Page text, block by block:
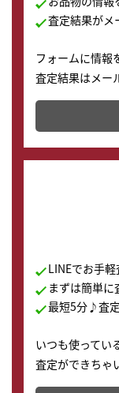
査定結果が
フォームに情報
査定結果はメー
かります。
LINEでお手軽
まずは簡単に
最短5分♪査
いつも使ってい
査定ができちゃ
どこからでもす